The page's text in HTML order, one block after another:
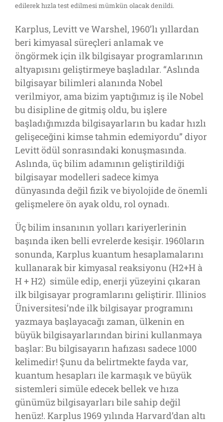
edilerek hızla test edilmesi mümkün olacak denildi.
Karplus, Levitt ve Warshel, 1960’lı yıllardan
beri kimyasal süreçleri anlamak ve
öngörmek için ilk bilgisayar programlarının
altyapısını geliştirmeye başladılar. “Aslında
bilgisayar bilimleri alanında Nobel
verilmiyor, ama bizim yaptığımız iş ile Nobel
bu disipline de gitmiş oldu, bu işlere
başladığımızda bilgisayarların bu kadar hızlı
gelişeceğini kimse tahmin edemiyordu” diyor
Levitt ödül sonrasındaki konuşmasında.
Aslında, üç bilim adamının geliştirildiği
bilgisayar modelleri sadece kimya
dünyasında değil fizik ve biyolojide de önemli
gelişmelere ön ayak oldu, rol oynadı.
Üç bilim insanının yolları kariyerlerinin
başında iken belli evrelerde kesişir. 1960ların
sonunda, Karplus kuantum hesaplamalarını
kullanarak bir kimyasal reaksiyonu (H2+H à
H + H2) simüle edip, enerji yüzeyini çıkaran
ilk bilgisayar programlarını geliştirir. Illinios
Üniversitesi’nde ilk bilgisayar programını
yazmaya başlayacağı zaman, ülkenin en
büyük bilgisayarlarından birini kullanmaya
başlar: Bu bilgisayarın hafızası sadece 1000
kelimedir! Şunu da belirtmekte fayda var,
kuantum hesapları ile karmaşık ve büyük
sistemleri simüle edecek bellek ve hıza
günümüz bilgisayarları bile sahip değil
henüz!. Karplus 1969 yılında Harvard’dan altı